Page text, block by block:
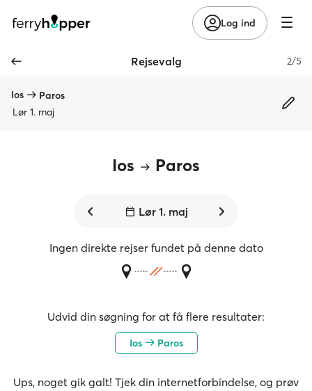
Log ind
Rejsevalg 2/5
Ios
Paros
Lør 1. maj
Ios Paros
Lør 1. maj
Ingen direkte rejser fundet på denne dato
Udvid din søgning for at få flere resultater:
Ios Paros
Ups, noget gik galt! Tjek din internetforbindelse, og prøv